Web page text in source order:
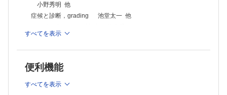
小野秀明 他
症候と診断，grading 池堂太一 他
治療のタイミング 堀江信貴
急性期の治療：開頭術 鹿毛淳史 他
急性期の治療：血管内治療 松川東俊 他
治療法の選択 堂福翔吾 他
出血源不明のくも膜下出血 清藤哲史
すべてを表示
便利機能
すべてを表示